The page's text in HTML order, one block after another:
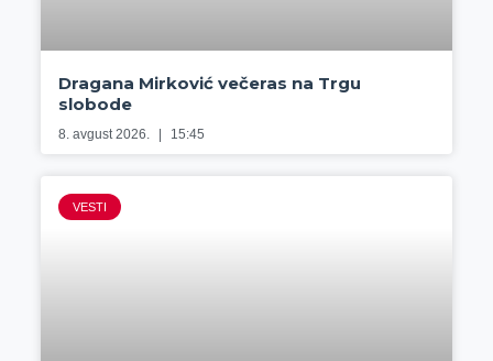
Dragana Mirković večeras na Trgu
slobode
8. avgust 2026. 15:45
VESTI